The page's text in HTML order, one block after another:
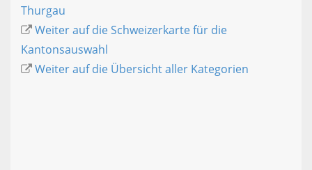
Thurgau
Weiter auf die Schweizerkarte für die
Kantonsauswahl
Weiter auf die Übersicht aller Kategorien